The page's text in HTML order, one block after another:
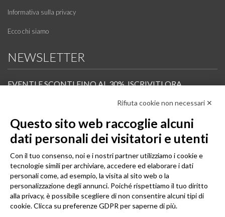
Informativa sulla privacy
Ecco chi siamo
NEWSLETTER
EVENTI E SCONTI FINO AL 30%. ISCRIVITI ORA.
Scopri in anteprima i nuovi prodotti, le promozioni riservate ai professionisti e resta
Iscrivi alla Newsletter
SEGUICI
Rifiuta cookie non necessari ✕
Questo sito web raccoglie alcuni
dati personali dei visitatori e utenti
Con il tuo consenso, noi e i nostri partner utilizziamo i cookie e
tecnologie simili per archiviare, accedere ed elaborare i dati
personali come, ad esempio, la visita al sito web o la
personalizzazione degli annunci. Poiché rispettiamo il tuo diritto
alla privacy, è possibile scegliere di non consentire alcuni tipi di
cookie. Clicca su preferenze GDPR per saperne di più.